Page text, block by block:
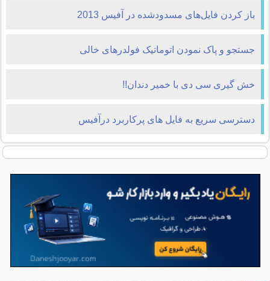
باز کردن فایل‌های مسدودشده در آفیس 2013
جستجو و پاک نمودن اتوماتیک فولدرهای خالی
خش گیری سی دی با خمیر دندان!!
دسترسی سریع به فایل های پرکاربرد درآفیس